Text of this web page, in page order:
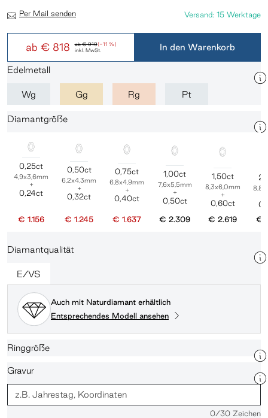
ab€ 919(-11 %)
ab € 818 inkl. MwSt.
Versand: 15 Werktage
Per Mail senden
In den Warenkorb
Edelmetall
Wg Gg Rg Pt
Diamantgröße
0,25ct
4,9x3,6mm
+
0,24ct
€ 1.156
0,50ct
6,2x4,3mm
+
0,32ct
€ 1.245
0,75ct
6,8x4,9mm
+
0,40ct
€ 1.637
1,00ct
7,6x5,5mm
+
0,50ct
€ 2.309
1,50ct
8,3x6,0mm
+
0,60ct
€ 2.619
€
Diamantqualität
E/VS
Auch mit Naturdiamant erhältlich
Entsprechendes Modell ansehen
Ringgröße
Gravur
0/30 Zeichen